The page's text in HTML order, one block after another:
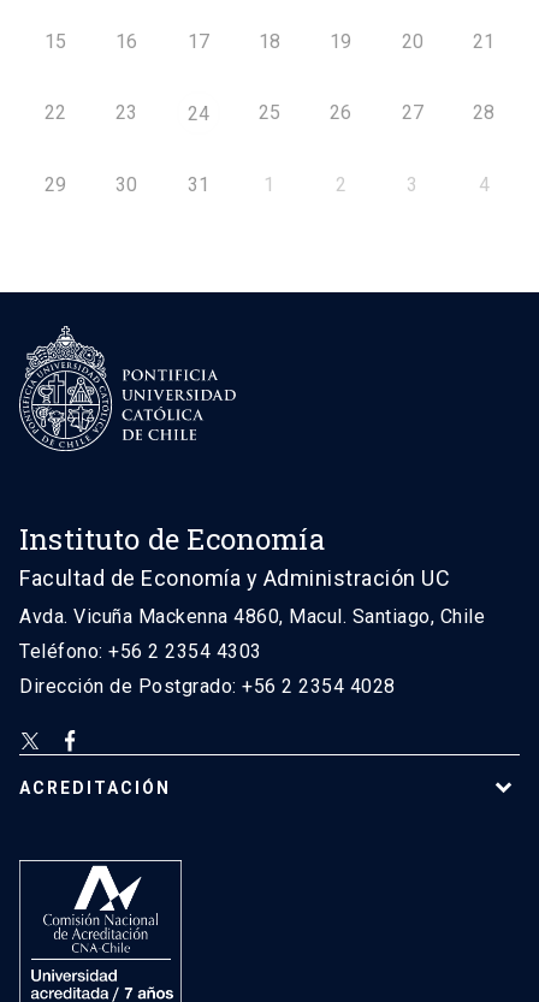
15 16 17 18 19 20 21
22 23 24 25 26 27 28
29 30 31 1 2 3 4
Instituto de Economía
Facultad de Economía y Administración UC
Avda. Vicuña Mackenna 4860, Macul. Santiago, Chile
Teléfono: +56 2 2354 4303
Dirección de Postgrado: +56 2 2354 4028
ACREDITACIÓN